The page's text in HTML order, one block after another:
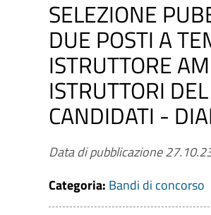
SELEZIONE
DUE POSTI A
ISTRUTTORE
ISTRUTTORI
CANDIDATI -
Data di pubblicazione
Categoria: Bandi di concorso